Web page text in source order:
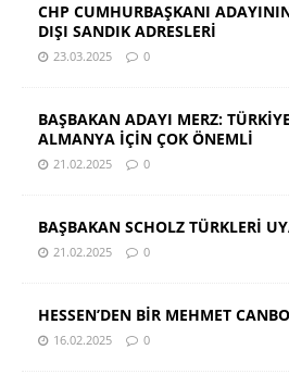
CHP CUMHURBAŞKANI
DIŞI SANDIK ADRESLERİ
23.03.2025 0
BAŞBAKAN ADAYI MERZ:
ALMANYA İÇİN ÇOK ÖNEMLİ
21.02.2025 0
BAŞBAKAN SCHOLZ TÜRKLERİ
21.02.2025 0
HESSEN’DEN BİR MEHMET
16.02.2025 0